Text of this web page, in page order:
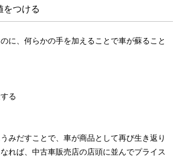
をつける
に、何らかの手を加えることで車が蘇ること
る
みだすことで、車が商品として再び生き返り
れば、中古車販売店の店頭に並んでプライス